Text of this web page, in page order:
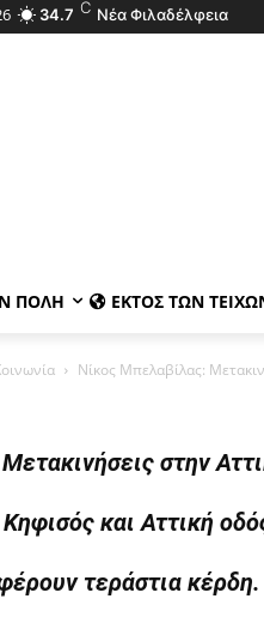
34.7 C Νέα Φιλαδέλφεια
ΠΌΛΗ ΕΚΤΌΣ ΤΩΝ
Νίκος Μπελαβίλας:
στην
και Αττική
τεράστια κέρδη.